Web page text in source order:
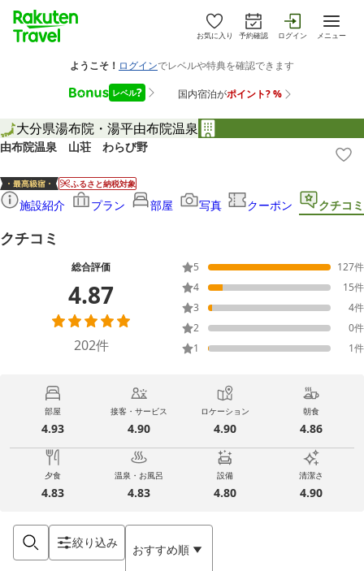
お気に入り 予約確認 ログイン メニュー
大分県湯布院・湯平由布院温泉
由布院温泉 山荘 わらび野
ふるさと納税対象
施設紹介 プラン 部屋 写真 クーポン クチコミ
クチコミ
総合評価
4.87
202件
5 127件
4
15件
3
4件
2
0件
1
1件
部屋
4.93
接客・サービス
4.90
ロケーション
4.90
朝食
4.86
夕食
4.83
温泉・お風呂
4.83
設備
4.80
清潔さ
4.90
絞り込み おすすめ順